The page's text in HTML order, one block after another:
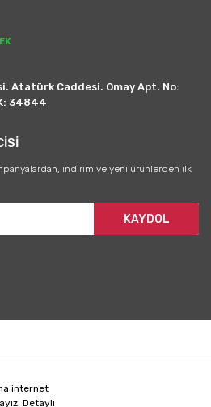
internet
Detaylı
Atatürk Caddesi. Omay Apt. No:
34844
indirim ve yeni ürünlerden ilk
KAYDOL